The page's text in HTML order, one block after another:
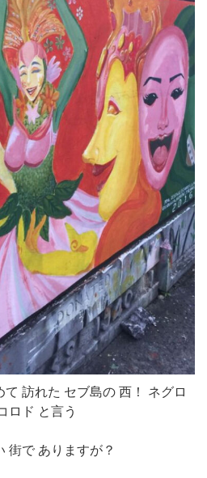
訪れた セブ島の 西！ ネグロ
ロド と言う
街で ありますが？